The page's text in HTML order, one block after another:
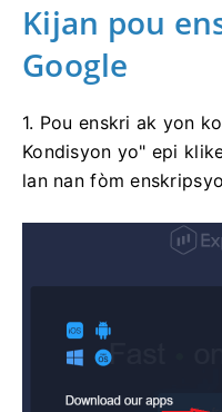
Kijan pou
Google
1. Pou enskri ak yon
Kondisyon yo" epi
lan nan fòm